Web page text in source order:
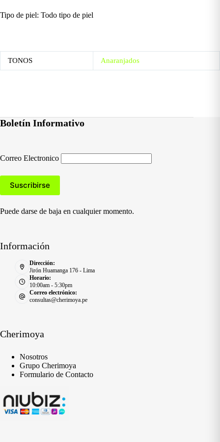
Tipo de piel: Todo tipo de piel
TONOS Anaranjados
Boletín Informativo
Correo Electronico
Puede darse de baja en cualquier momento.
Información
Dirección:
Jirón Huamanga 176 - Lima
Horario:
10:00am - 5:30pm
Correo electrónico:
consultas@cherimoya.pe
Cherimoya
Nosotros
Grupo Cherimoya
Formulario de Contacto